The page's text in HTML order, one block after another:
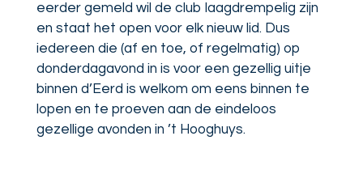
eerder gemeld wil de club laagdrempelig zijn
en staat het open voor elk nieuw lid. Dus
iedereen die (af en toe, of regelmatig) op
donderdagavond in is voor een gezellig uitje
binnen d’Eerd is welkom om eens binnen te
lopen en te proeven aan de eindeloos
gezellige avonden in ’t Hooghuys.